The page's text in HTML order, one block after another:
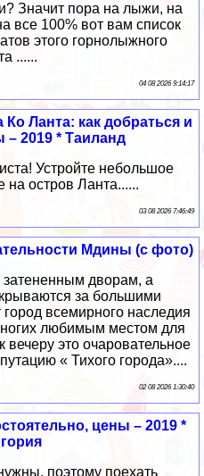
Значит пора на лыжи, на
все 100% вот вам список
этого горнолыжного
......
04 08 2026 9:14:17
Ланта: как добраться и
– 2019 * Таиланд
Устройте небольшое
на остров Ланта......
03 08 2026 7:46:49
Мдины (с фото)
затененным дворам, а
за большими
всемирного наследия
любимым местом для
это очаровательное
« Тихого города»....
02 08 2026 1:30:40
цены – 2019 *
поэтому поехать